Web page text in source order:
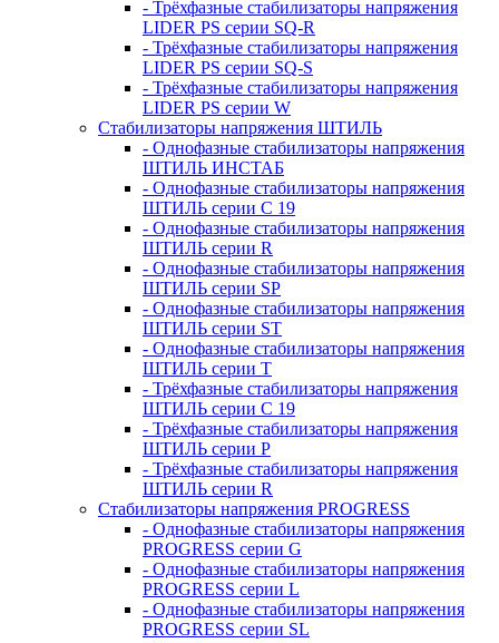
- Трёхфазные стабилизаторы напряжения
LIDER PS серии SQ-R
- Трёхфазные стабилизаторы напряжения
LIDER PS серии SQ-S
- Трёхфазные стабилизаторы напряжения
LIDER PS серии W
Стабилизаторы напряжения ШТИЛЬ
- Однофазные стабилизаторы напряжения
ШТИЛЬ ИНСТАБ
- Однофазные стабилизаторы напряжения
ШТИЛЬ серии C 19
- Однофазные стабилизаторы напряжения
ШТИЛЬ серии R
- Однофазные стабилизаторы напряжения
ШТИЛЬ серии SP
- Однофазные стабилизаторы напряжения
ШТИЛЬ серии ST
- Однофазные стабилизаторы напряжения
ШТИЛЬ серии T
- Трёхфазные стабилизаторы напряжения
ШТИЛЬ серии C 19
- Трёхфазные стабилизаторы напряжения
ШТИЛЬ серии P
- Трёхфазные стабилизаторы напряжения
ШТИЛЬ серии R
Стабилизаторы напряжения PROGRESS
- Однофазные стабилизаторы напряжения
PROGRESS серии G
- Однофазные стабилизаторы напряжения
PROGRESS серии L
- Однофазные стабилизаторы напряжения
PROGRESS серии SL